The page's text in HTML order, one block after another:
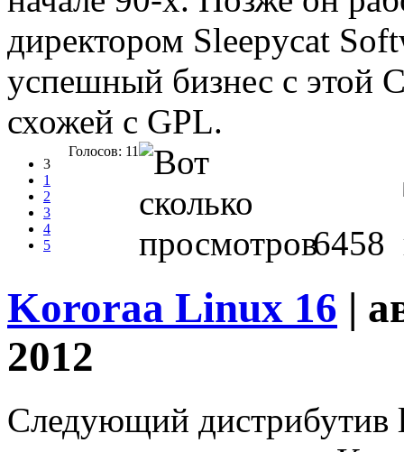
директором Sleepycat
успешный бизнес с этой
схожей с GPL.
3
1
2
3
4
5
Голосов: 11
6458
Kororaa Linux 16 |
2012
Следующий